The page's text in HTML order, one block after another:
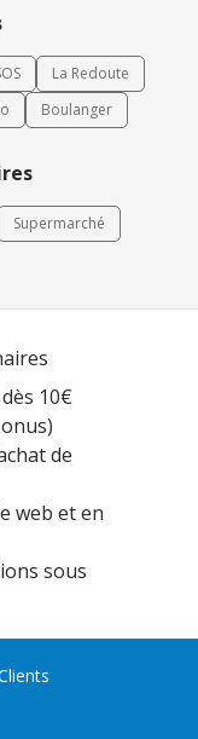
5 % de
cette marque. Un
votre boutique en
première à lancer
courses partout où
; alors utilisez le
La Redoute
Boulanger
Supermarché
10€
de
web et en
sous